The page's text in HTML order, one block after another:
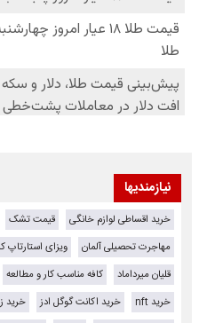
نیازمندیها
خرید اقساطی لوازم خانگی قیمت تشک
مهاجرت تحصیلی آلمان
ویزای استارتاپ
قلیان میرداماد
کافه مناسب کار و مطالعه
خرید nft
خرید اکانت گوگل ادز خرید